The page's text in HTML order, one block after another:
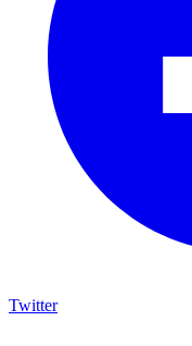
Twitter